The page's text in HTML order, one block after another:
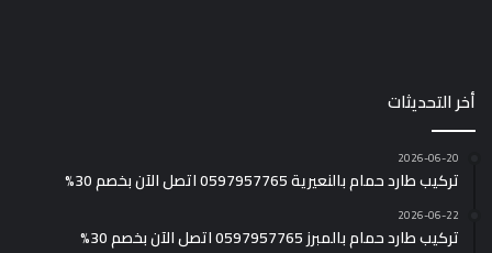
أخر التحديثات
2026-06-20
تركيب طارد حمام بالنعيرية 0597957765 اتصل الآن بخصم 30%
2026-06-22
تركيب طارد حمام بالمبرز 0597957765 اتصل الآن بخصم 30%